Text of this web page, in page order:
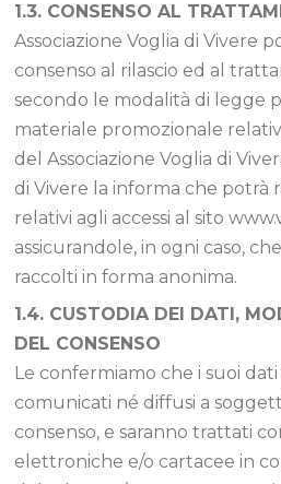
1.3. CONSENSO AL
Associazione Voglia di Vivere
consenso al rilascio ed al
secondo le modalità di legge
materiale promozionale
del Associazione Voglia di
di Vivere la informa che potrà
relativi agli accessi al sito
assicurandole, in ogni caso,
raccolti in forma anonima.
1.4. CUSTODIA DEI DATI,
DEL CONSENSO
Le confermiamo che i suoi
comunicati né diffusi a
consenso, e saranno trattati
elettroniche e/o cartacee in